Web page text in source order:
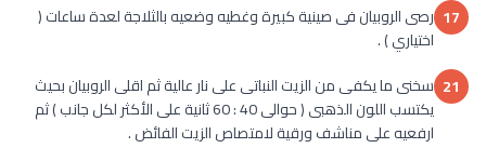
17 رصى الروبيان فى صينية كبيرة وغطيه وضعيه بالثلاجة لعدة ساعات (
اختياري ) .
21 سخنى ما يكفى من الزيت النباتى على نار عالية ثم اقلى الروبيان بحيث
يكتسب اللون الذهبى ( حوالى 40 : 60 ثانية على الأكثر لكل جانب ) ثم
ارفعيه على مناشف ورقية لامتصاص الزيت الفائض .